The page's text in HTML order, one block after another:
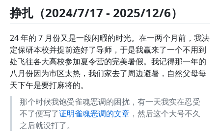
挣扎（2024/7/17 - 2025/12/6）
24 年的 7 月份又是一段闲暇的时光。在一两个月前，我决
定保研本校并提前选好了导师，于是我赢来了一个不用到
处飞往各大高校参加夏令营的完美暑假。我记得那一年的
八月份因为市区太热，我们家去了周边避暑，自然父母每
天下午是要打麻将的。
那个时候我饱受雀魂恶调的困扰，有一天我实在忍受
不了便写了证明雀魂恶调的文章 ，然后这个大号不久
之后就没打了。